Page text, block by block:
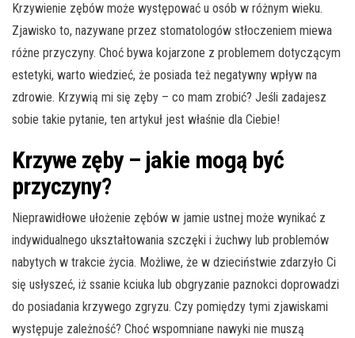
Krzywienie zębów może występować u osób w różnym wieku.
Zjawisko to, nazywane przez stomatologów stłoczeniem miewa
różne przyczyny. Choć bywa kojarzone z problemem dotyczącym
estetyki, warto wiedzieć, że posiada też negatywny wpływ na
zdrowie. Krzywią mi się zęby – co mam zrobić? Jeśli zadajesz
sobie takie pytanie, ten artykuł jest właśnie dla Ciebie!
Krzywe zęby – jakie mogą być
przyczyny?
Nieprawidłowe ułożenie zębów w jamie ustnej może wynikać z
indywidualnego ukształtowania szczęki i żuchwy lub problemów
nabytych w trakcie życia. Możliwe, że w dzieciństwie zdarzyło Ci
się usłyszeć, iż ssanie kciuka lub obgryzanie paznokci doprowadzi
do posiadania krzywego zgryzu. Czy pomiędzy tymi zjawiskami
występuje zależność? Choć wspomniane nawyki nie muszą